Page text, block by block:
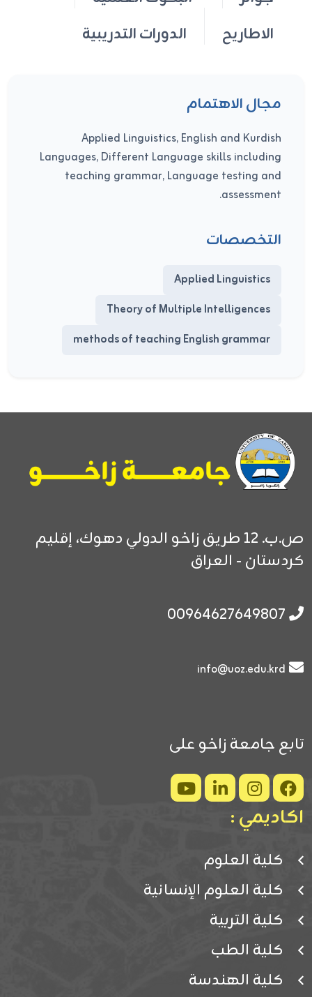
الاطاريح
الدورات التدريبية
مجال الاهتمام
Applied Linguistics, English and Kurdish
Languages, Different Language skills including
teaching grammar, Language testing and
assessment.
التخصصات
Applied Linguistics
Theory of Multiple Intelligences
methods of teaching English grammar
ص.ب. 12 طريق زاخو الدولي دهوك، إقليم
كردستان - العراق
00964627649807
info@uoz.edu.krd
تابع جامعة زاخو على
اكاديمي :
كلية العلوم
كلية العلوم الإنسانية
كلية التربية
كلية الطب
كلية الهندسة